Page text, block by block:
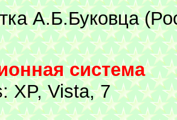
А.Б.Буковца
система
Vista, 7